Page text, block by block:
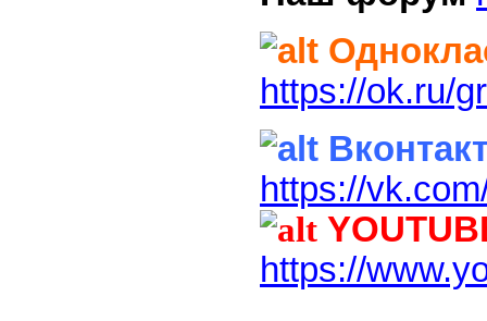
https://ok.ru/
https://
https://